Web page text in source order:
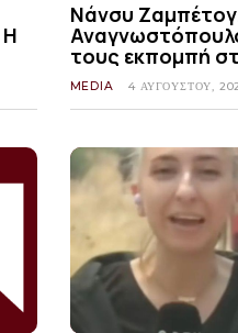
Η
Νάνσυ
τους εκπομπή
MEDIA 4 ΑΥΓΟΎΣΤΟΥ,